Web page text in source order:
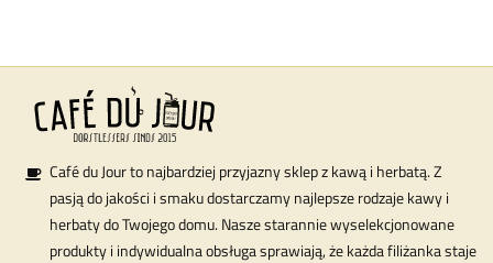
Café du Jour to najbardziej przyjazny sklep z kawą i herbatą. Z
pasją do jakości i smaku dostarczamy najlepsze rodzaje kawy i
herbaty do Twojego domu. Nasze starannie wyselekcjonowane
produkty i indywidualna obsługa sprawiają, że każda filiżanka staje